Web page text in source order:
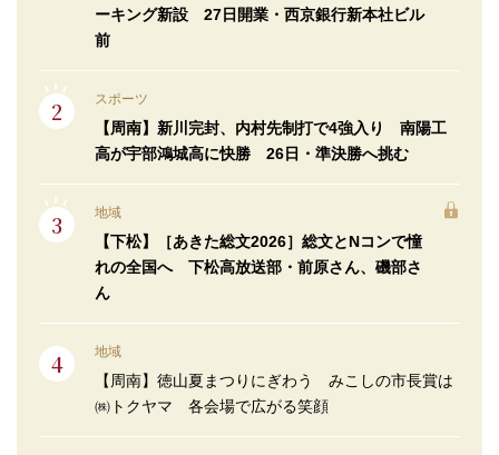
ーキング新設 27日開業・西京銀行新本社ビル
前
スポーツ
【周南】新川完封、内村先制打で4強入り 南陽工
高が宇部鴻城高に快勝 26日・準決勝へ挑む
地域
【下松】［あきた総文2026］総文とNコンで憧
れの全国へ 下松高放送部・前原さん、磯部さ
ん
地域
【周南】徳山夏まつりにぎわう みこしの市長賞は
㈱トクヤマ 各会場で広がる笑顔